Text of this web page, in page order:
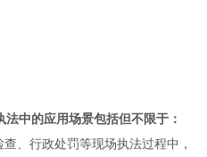
中的应用场景包括但不限于：
、行政处罚等现场执法过程中，